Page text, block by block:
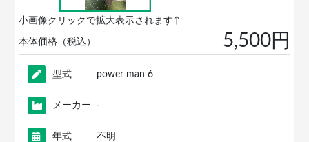
小画像クリックで拡大表示されます↑
本体価格（税込） 5,500円
型式 power man 6
メーカー -
年式 不明